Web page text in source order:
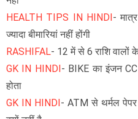
HEALTH TIPS IN HINDI-
ज्यादा बीमारियां नहीं होंगी
RASHIFAL- 12 में से 6 राशि वालों
GK IN HINDI- BIKE का इंजन CC
होता
GK IN HINDI- ATM से थर्मल पेपर